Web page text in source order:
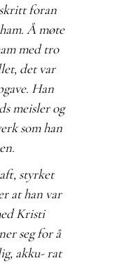
foran
Å møte
med tro
det var
Han
meisler og
som han
styrket
at han var
Kristi
seg for å
akku- rat